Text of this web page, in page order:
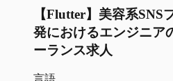
【Flutter】美容系SNS
発におけるエンジニア
ーランス求人